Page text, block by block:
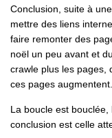
Conclusion, suite à
mettre des liens
faire remonter des
noël un peu avant et
crawle plus les pages,
ces pages augmentent.
La boucle est
conclusion est celle